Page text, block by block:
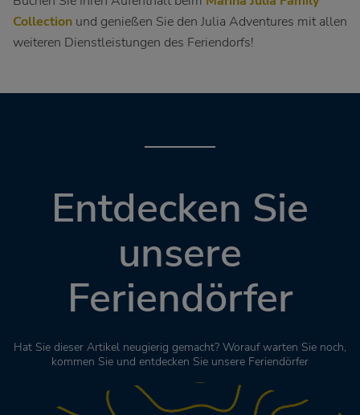
Collection und genießen Sie den Julia Adventures mit allen
weiteren Dienstleistungen des Feriendorfs!
Entdecken Sie
unsere
Feriendörfer
Hat Sie dieser Artikel neugierig gemacht? Worauf warten Sie noch,
kommen Sie und entdecken Sie unsere Feriendörfer